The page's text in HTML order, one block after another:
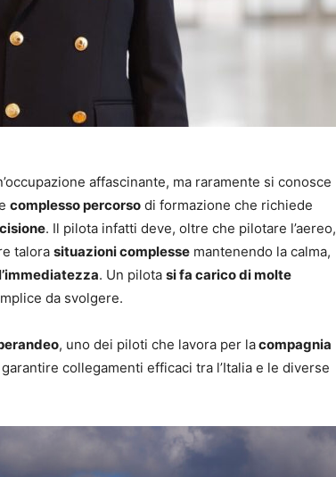
affascinante, ma raramente si conosce
complesso percorso di formazione che richiede
. Il pilota infatti deve, oltre che pilotare l’aereo,
talora situazioni complesse mantenendo la calma,
. Un pilota si fa carico di molte
da svolgere.
, uno dei piloti che lavora per lacompagnia
collegamenti efficaci tra l’Italia e le diverse